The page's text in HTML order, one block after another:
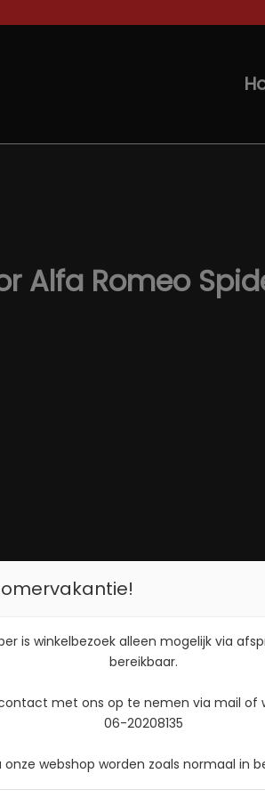
Alfa Romeo
is winkelbezoek alleen mogelijk via
bereikbaar.
met ons op te nemen via mail
06-20208135
onze webshop worden zoals normaal in